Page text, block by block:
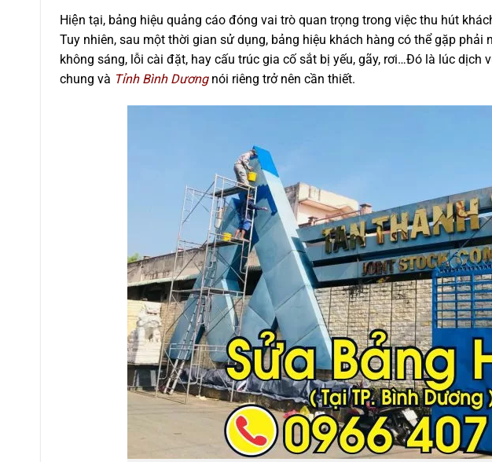
Hiện tại, bảng hiệu quảng cáo đóng vai trò quan trọng trong việc thu hút
Tuy nhiên, sau một thời gian sử dụng, bảng hiệu khách hàng có thể gặp phải
không sáng, lỗi cài đặt, hay cấu trúc gia cố sắt bị yếu, gãy, rơi…Đó là lúc dịch
chung và Tỉnh Bình Dươngnói riêng trở nên cần thiết.